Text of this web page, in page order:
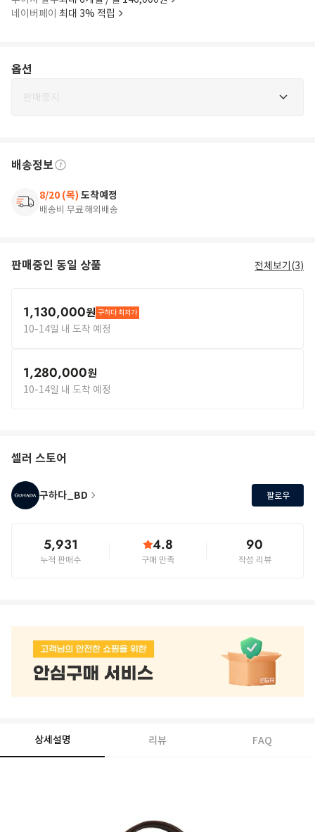
네이버페이 최대 3% 적립
옵션
판매중지
배송정보
8/20 (목) 도착예정
배송비 무료해외배송
판매중인 동일 상품 전체보기(3)
1,130,000원 구하다 최저가
10-14일 내 도착 예정
1,280,000원
10-14일 내 도착 예정
셀러 스토어
구하다_BD 팔로우
5,931
누적 판매수
4.8
구매 만족
90
작성 리뷰
상세설명 리뷰 FAQ